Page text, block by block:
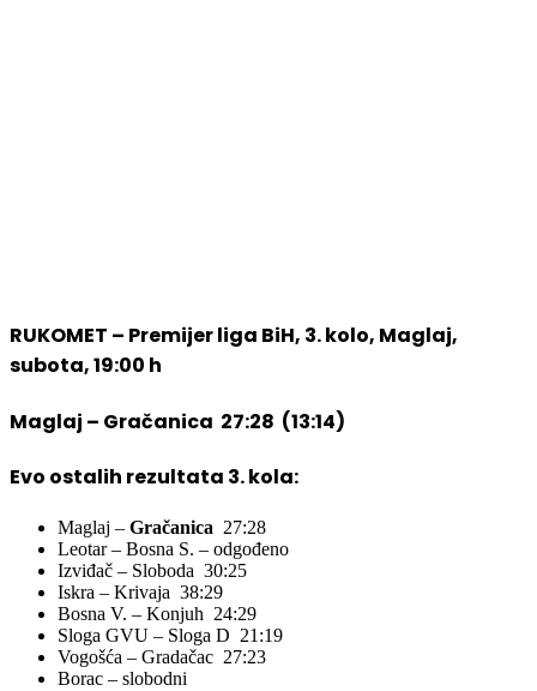
RUKOMET – Premijer liga BiH, 3. kolo, Maglaj,
subota, 19:00 h
Maglaj – Gračanica 27:28 (13:14)
Evo ostalih rezultata 3. kola:
Maglaj – Gračanica 27:28
Leotar – Bosna S. – odgođeno
Izviđač – Sloboda 30:25
Iskra – Krivaja 38:29
Bosna V. – Konjuh 24:29
Sloga GVU – Sloga D 21:19
Vogošća – Gradačac 27:23
Borac – slobodni